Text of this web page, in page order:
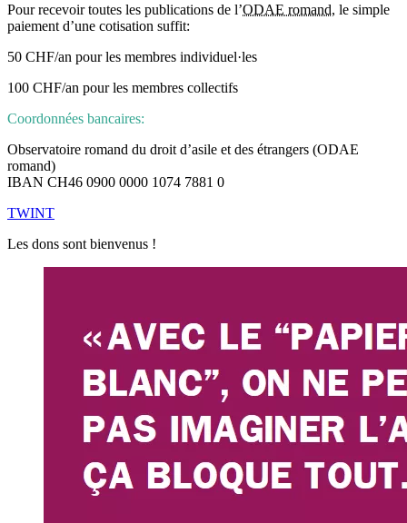
Pour recevoir toutes les publications de l’ODAE romand, le simple
paiement d’une cotisation suffit:
50 CHF/an pour les membres individuel·les
100 CHF/an pour les membres collectifs
Coordonnées bancaires:
Observatoire romand du droit d’asile et des étrangers (ODAE
romand)
IBAN CH46 0900 0000 1074 7881 0
TWINT
Les dons sont bienvenus !